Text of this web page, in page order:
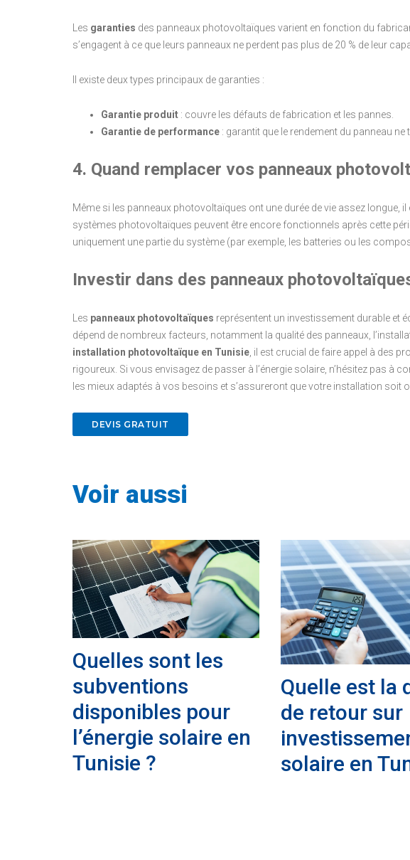
Les garanties des panneaux photovoltaïques varient en fonction du
s’engagent à ce que leurs panneaux ne perdent pas plus de 20 % de leur
Il existe deux types principaux de garanties :
Garantie produit : couvre les défauts de fabrication et les pannes.
Garantie de performance : garantit que le rendement du panneau
4. Quand remplacer vos panneaux
Même si les panneaux photovoltaïques ont une durée de vie assez longue,
systèmes photovoltaïques peuvent être encore fonctionnels après cette
uniquement une partie du système (par exemple, les batteries ou les
Investir dans des panneaux
Les panneaux photovoltaïques représentent un investissement durable et
dépend de nombreux facteurs, notamment la qualité des panneaux,
installation photovoltaïque en Tunisie , il est crucial de faire appel à des
rigoureux. Si vous envisagez de passer à l’énergie solaire, n’hésitez pas à
les mieux adaptés à vos besoins et s’assureront que votre installation soit
DEVIS GRATUIT
Voir aussi
Quelles sont les
subventions
disponibles pour
l’énergie solaire en
Tunisie ?
Quelle est la
de retour sur
solaire en